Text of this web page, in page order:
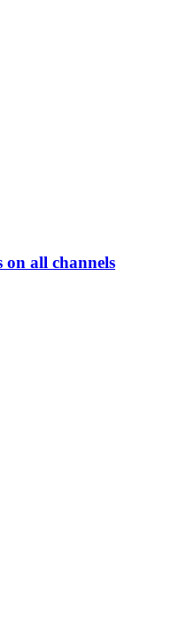
all channels